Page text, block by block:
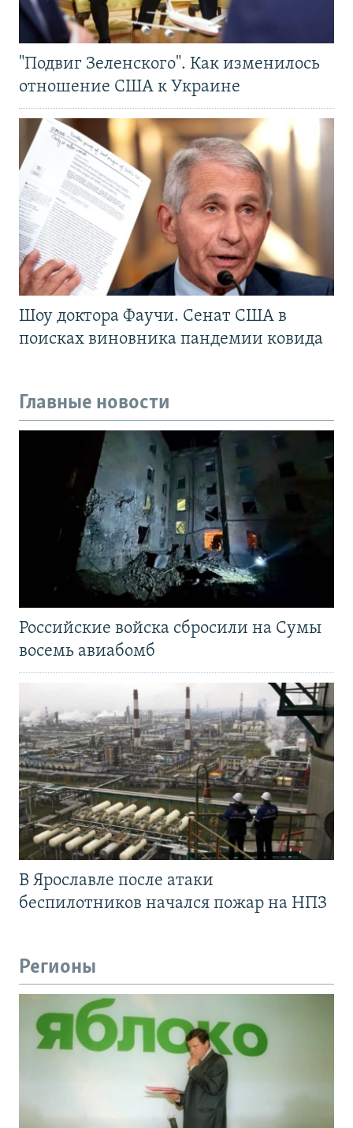
"Подвиг Зеленского". Как изменилось
отношение США к Украине
Шоу доктора Фаучи. Сенат США в
поисках виновника пандемии ковида
Главные новости
Российские войска сбросили на Сумы
восемь авиабомб
В Ярославле после атаки
беспилотников начался пожар на НПЗ
Регионы